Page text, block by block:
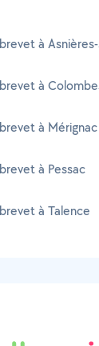
à
à
à Mérignac
à Pessac
à Talence